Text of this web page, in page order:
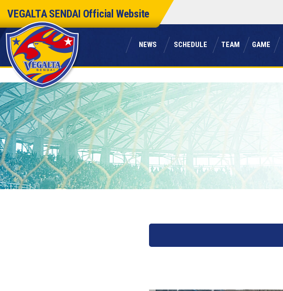
へ
ス
キ
プ
VEGALTA SENDAI Official Website
ニュース
NEWS スケジュール
SCHEDULE チーム
TEAM ゲーム
GAME